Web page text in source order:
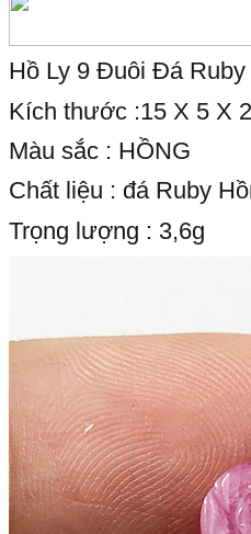
Hồ Ly 9 Đuôi Đá Ruby
Kích thước :15 X 5 X
Màu sắc : HỒNG
Chất liệu : đá Ruby
Trọng lượng : 3,6g